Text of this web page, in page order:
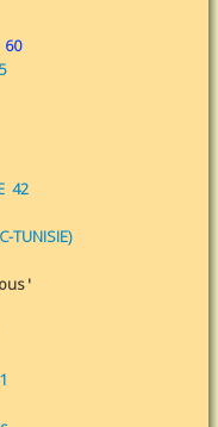
60
42
TUNISIE)
'